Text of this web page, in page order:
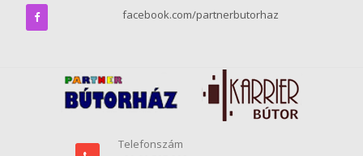
facebook.com/partnerbutorhaz
Telefonszám